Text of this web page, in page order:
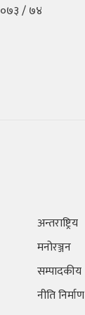
०७३ / ७४
अन्तराष्ट्रिय
मनोरञ्जन
सम्पादकीय
नीति निर्माण